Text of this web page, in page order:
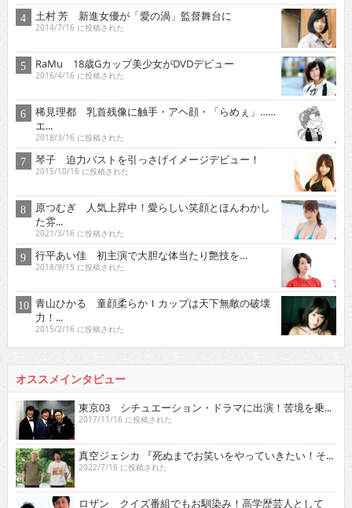
土村 芳 新進女優が「愛の渦」監督舞台に
2014/7/16 に投稿された
RaMu 18歳Gカップ美少女がDVDデビュー
2016/4/16 に投稿された
稀見理都 乳首残像に触手・アヘ顔・「らめぇ」……
エ...
2018/3/16 に投稿された
琴子 迫力バストを引っさげイメージデビュー！
2015/10/16 に投稿された
原つむぎ 人気上昇中！愛らしい笑顔とほんわかし
た雰...
2021/3/16 に投稿された
行平あい佳 初主演で大胆な体当たり艶技を…
2018/9/15 に投稿された
青山ひかる 童顔柔らかＩカップは天下無敵の破壊
力！...
2015/2/16 に投稿された
オススメインタビュー
東京03 シチュエーション・ドラマに出演！苦境を乗...
2017/11/16 に投稿された
真空ジェシカ 『死ぬまでお笑いをやっていきたい！そ...
2022/7/16 に投稿された
ロザン クイズ番組でもお馴染み！高学歴芸人として